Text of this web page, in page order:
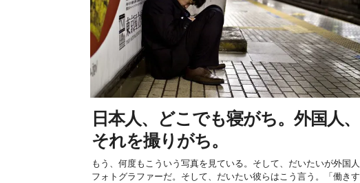
日本人、どこでも寝がち。外国人、
それを撮りがち。
もう、何度もこういう写真を見ている。そして、だいたいが外国人
フォトグラファーだ。そして、だいたい彼らはこう言う。「働きす